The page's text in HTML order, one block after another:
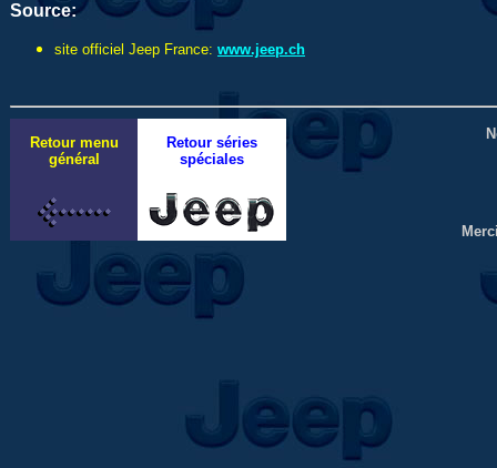
Source:
site officiel Jeep France: www.jeep.ch
Retour menu
général
Retour séries
spéciales